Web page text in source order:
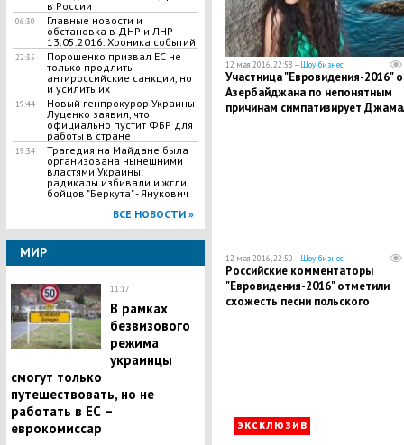
в России
06:30
Главные новости и
обстановка в ДНР и ЛНР
13.05.2016. Хроника событий
22:35
Порошенко призвал ЕС не
только продлить
антироссийские санкции, но
и усилить их
19:44
Новый генпрокурор Украины
Луценко заявил, что
официально пустит ФБР для
работы в стране
19:34
Трагедия на Майдане была
организована нынешними
властями Украины:
радикалы избивали и жгли
бойцов "Беркута" - Янукович
ВСЕ НОВОСТИ »
МИР
11:17
В рамках
безвизового
режима
украинцы
смогут только
путешествовать, но не
работать в ЕС –
еврокомиссар
12 мая 2016, 22:58 —Шоу-бизнес
Участница "Евровидения-2016"
Азербайджана по непонятным
причинам симпатизирует
12 мая 2016, 22:50 —Шоу-бизнес
Российские комментаторы
"Евровидения-2016" отметили
схожесть песни польского
эксклюзив